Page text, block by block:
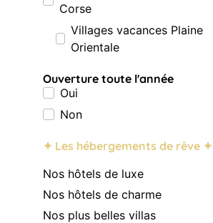
Corse
Villages vacances Plaine
Orientale
Ouverture toute l'année
Oui
Non
✦ Les hébergements de rêve ✦
Nos hôtels de luxe
Nos hôtels de charme
Nos plus belles villas